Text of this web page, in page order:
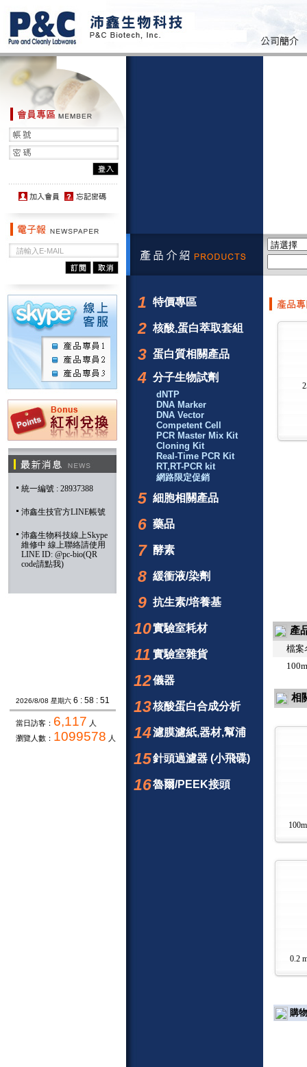
統一編號 : 28937388
沛鑫生技官方LINE帳號
沛鑫生物科技線上Skype
維修中 線上聯絡請使用
LINE ID: @pc-bio(QR
code請點我)
2026/8/08 星期六 6 : 58 : 51
當日訪客： 6,117 人
瀏覽人數： 1099578 人
1 特價專區
2 核酸,蛋白萃取套組
3 蛋白質相關產品
4 分子生物試劑
dNTP
DNA Marker
DNA Vector
Competent Cell
PCR Master Mix Kit
Cloning Kit
Real-Time PCR Kit
RT,RT-PCR kit
網路限定促銷
5 細胞相關產品
6 藥品
7 酵素
8 緩衝液/染劑
9 抗生素/培養基
10實驗室耗材
11 實驗室雜貨
12儀器
13核酸蛋白合成分析
14濾膜濾紙,器材,幫浦
15針頭過濾器 (小飛碟)
16魯爾/PEEK接頭
產
檔案
相
0.2
購